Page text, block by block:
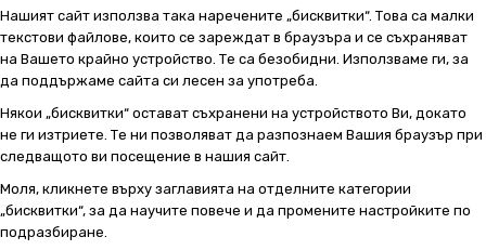
Нашият сайт използва така наречените „бисквитки“. Това са малки
текстови файлове, които се зареждат в браузъра и се съхраняват
на Вашето крайно устройство. Те са безобидни. Използваме ги, за
да поддържаме сайта си лесен за употреба.
Някои „бисквитки“ остават съхранени на устройството Ви, докато
не ги изтриете. Те ни позволяват да разпознаем Вашия браузър при
следващото ви посещение в нашия сайт.
Моля, кликнете върху заглавията на отделните категории
„бисквитки“, за да научите повече и да промените настройките по
подразбиране.